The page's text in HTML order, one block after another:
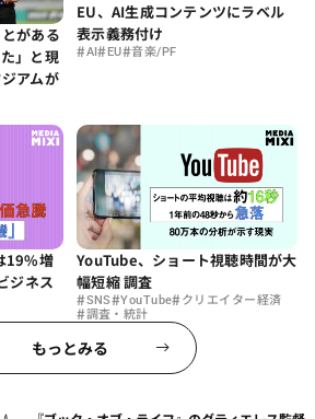
がある
」と現
アムが
EU、AI生成コンテンツにラベル
表示義務付け
#AI# EU#音楽/PF
19%増
ジネス
YouTube、ショート視聴時間が大
幅短縮 調査
#SNS#YouTube#クリエイター経済
#調査・統計
もっとみる